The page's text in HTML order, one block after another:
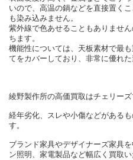
いので、高温の鍋などを直接置く
も染み込みません。
紫外線で色あせることもありませ
ちます。
機能性については、天板素材で最
てをカバーしており、非常に優れた
綾野製作所の高価買取はチェリー
経年劣化、スレや小傷などがある
す。
ブランド家具やデザイナーズ家具
ン照明、家電製品など幅広く買取い